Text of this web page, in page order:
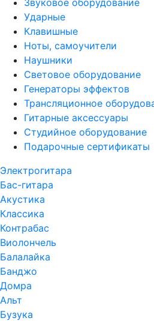
Звуковое оборудование
Ударные
Клавишные
Ноты, самоучители
Наушники
Световое оборудование
Генераторы эффектов
Трансляционное
Гитарные аксессуары
Студийное оборудование
Подарочные сертификаты
Электрогитара
Бас-гитара
Акустика
Классика
Контрабас
Виолончель
Балалайка
Банджо
Домра
Альт
Бузука